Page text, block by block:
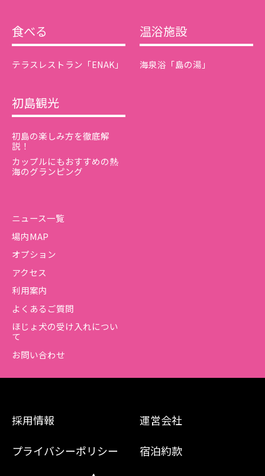
食べる
テラスレストラン「ENAK」
温浴施設
海泉浴「島の湯」
初島観光
初島の楽しみ方を徹底解
説！
カップルにもおすすめの熱
海のグランピング
ニュース一覧
場内MAP
オプション
アクセス
利用案内
よくあるご質問
ほじょ犬の受け入れについ
て
お問い合わせ
採用情報 運営会社
プライバシーポリシー 宿泊約款